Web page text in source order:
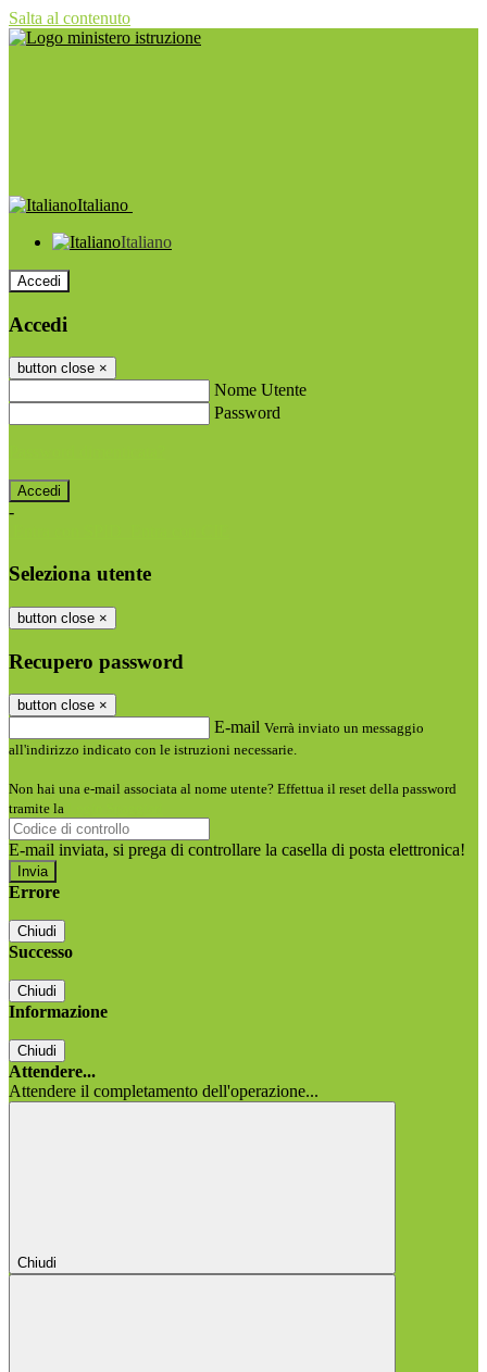
Salta al contenuto
Italiano
Italiano
Accedi
Accedi
button close ×
Nome Utente
Password
-
Seleziona utente
button close ×
Recupero password
button close ×
E-mail Verrà inviato un messaggio
all'indirizzo indicato con le istruzioni necessarie.
Non hai una e-mail associata al nome utente? Effettua il reset della password
tramite la
E-mail inviata, si prega di controllare la casella di posta elettronica!
Errore
Chiudi
Successo
Chiudi
Informazione
Chiudi
Attendere...
Attendere il completamento dell'operazione...
Chiudi